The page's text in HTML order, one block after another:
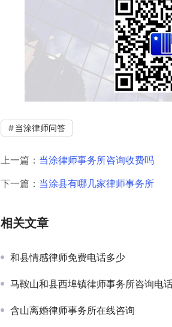
当涂律师问答
上一篇： 当涂律师事务所咨询收费吗
下一篇： 当涂县有哪几家律师事务所
相关文章
和县情感律师免费电话多少
马鞍山和县西埠镇律师事务所咨询电
含山离婚律师事务所在线咨询